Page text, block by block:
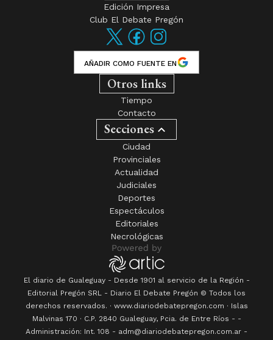
Edición Impresa
Club El Debate Pregón
AÑADIR COMO FUENTE EN
Otros links
Tiempo
Contacto
Secciones
Ciudad
Provinciales
Actualidad
Judiciales
Deportes
Espectáculos
Editoriales
Necrológicas
El diario de Gualeguay - Desde 1901 al servicio de la Región -
Editorial Pregón SRL - Diario El Debate Pregón © Todos los
derechos reservados. · www.diariodebatepregon.com · Islas
Malvinas 170 · C.P. 2840 Gualeguay, Pcia. de Entre Ríos - -
Administración: Int. 108 - adm@diariodebatepregon.com.ar -